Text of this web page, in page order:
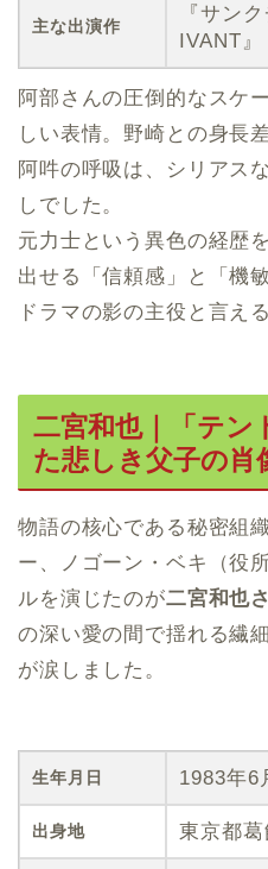
主な出演作
『サン
IVANT』
阿部さんの圧倒的なスケ
しい表情。野崎との身長
阿吽の呼吸は、シリアス
しでした。
元力士という異色の経歴
出せる「信頼感」と「機
ドラマの影の主役と言え
二宮和也｜「テン
た悲しき父子の肖
物語の核心である秘密組
ー、ノゴーン・ベキ（役
ルを演じたのが二宮和也
の深い愛の間で揺れる繊
が涙しました。
生年月日 1983年6
出身地 東京都葛